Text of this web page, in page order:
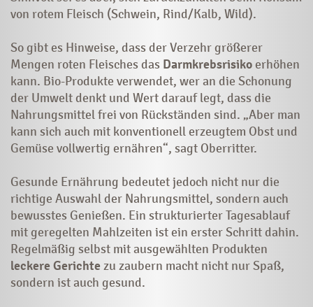
von rotem Fleisch (Schwein, Rind/Kalb, Wild).
So gibt es Hinweise, dass der Verzehr größerer
Mengen roten Fleisches das Darmkrebsrisikoerhöhen
kann. Bio-Produkte verwendet, wer an die Schonung
der Umwelt denkt und Wert darauf legt, dass die
Nahrungsmittel frei von Rückständen sind. „Aber man
kann sich auch mit konventionell erzeugtem Obst und
Gemüse vollwertig ernähren“, sagt Oberritter.
Gesunde Ernährung bedeutet jedoch nicht nur die
richtige Auswahl der Nahrungsmittel, sondern auch
bewusstes Genießen. Ein strukturierter Tagesablauf
mit geregelten Mahlzeiten ist ein erster Schritt dahin.
Regelmäßig selbst mit ausgewählten Produkten
leckere Gerichtezu zaubern macht nicht nur Spaß,
sondern ist auch gesund.